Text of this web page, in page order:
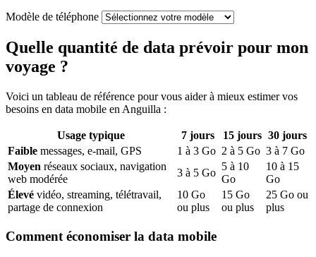
Modèle de téléphone
Quelle quantité de data prévoir pour mon
voyage ?
Voici un tableau de référence pour vous aider à mieux estimer vos
besoins en data mobile en Anguilla :
Usage typique 7 jours 15 jours 30jours
Faible messages, e-mail, GPS 1 à 3 Go 2 à 5 Go 3 à 7 Go
Moyen réseaux sociaux, navigation
web modérée
3 à 5 Go
5 à 10
Go
10 à 15
Go
Élevé vidéo, streaming, télétravail,
partage de connexion
10 Go
ou plus
15 Go
ou plus
25 Go ou
plus
Comment économiser la data mobile